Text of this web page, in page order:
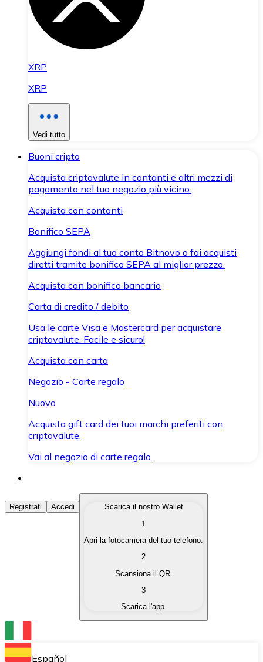
XRP
XRP
Vedi tutto
Buoni cripto
Acquista criptovalute in contanti e altri mezzi di
pagamento nel tuo negozio più vicino.
Acquista con contanti
Bonifico SEPA
Aggiungi fondi al tuo conto Bitnovo o fai acquisti
diretti tramite bonifico SEPA al miglior prezzo.
Acquista con bonifico bancario
Carta di credito / debito
Usa le carte Visa e Mastercard per acquistare
criptovalute. Facile e sicuro!
Acquista con carta
Negozio - Carte regalo
Nuovo
Acquista gift card dei tuoi marchi preferiti con
criptovalute.
Vai al negozio di carte regalo
Acquista Criptovalute
Acquista le criptovalute che ti interessano in modo
Converti le tue criptovalute in valuta fiat quando ne
Scambia una criptovaluta con un'altra
Conserva le tue cripto in un Wallet self-custodial.
Registrati Accedi
Scarica il nostro Wallet
1
Apri la fotocamera del tuo telefono.
2
Scansiona il QR.
3
Scarica l'app.
Español